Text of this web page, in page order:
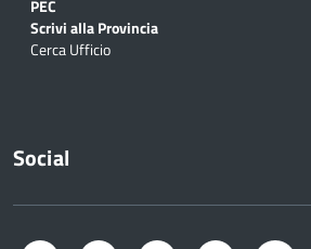
PEC
Scrivi alla Provincia
Cerca Ufficio
Social